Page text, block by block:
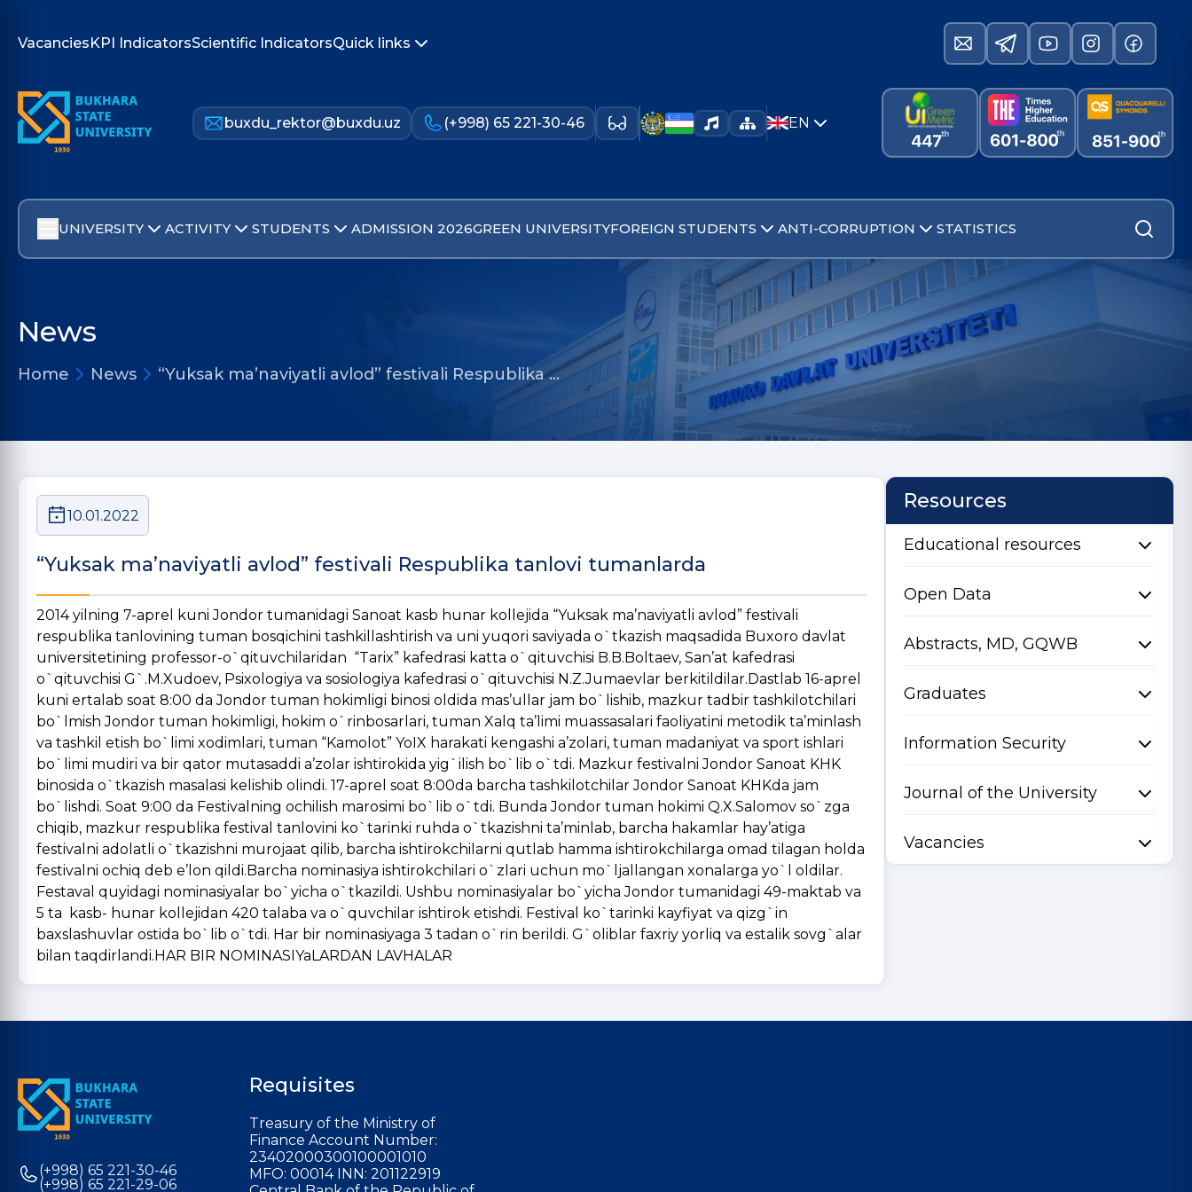
VacanciesKPI IndicatorsScientific IndicatorsQuick links
buxdu_rektor@buxdu.uz (+998) 65 221-30-46 EN
UNIVERSITY ACTIVITY STUDENTS ADMISSION 2026GREEN UNIVERSITYFOREIGN STUDENTS ANTI-CORRUPTION STATISTICS
News
Home News “Yuksak ma’naviyatli avlod” festivali Respublika …
10.01.2022
“Yuksak ma’naviyatli avlod” festivali Respublika tanlovi tumanlarda
2014 yilning 7-aprel kuni Jondor tumanidagi Sanoat kasb hunar kollejida “Yuksak ma’naviyatli avlod” festivali
respublika tanlovining tuman bosqichini tashkillashtirish va uni yuqori saviyada o`tkazish maqsadida Buxoro davlat
universitetining professor-o`qituvchilaridan “Tarix” kafedrasi katta o`qituvchisi B.B.Boltaev, San’at kafedrasi
o`qituvchisi G`.M.Xudoev, Psixologiya va sosiologiya kafedrasi o`qituvchisi N.Z.Jumaevlar berkitildilar.Dastlab 16-aprel
kuni ertalab soat 8:00 da Jondor tuman hokimligi binosi oldida mas’ullar jam bo`lishib, mazkur tadbir tashkilotchilari
bo`lmish Jondor tuman hokimligi, hokim o`rinbosarlari, tuman Xalq ta’limi muassasalari faoliyatini metodik ta’minlash
va tashkil etish bo`limi xodimlari, tuman “Kamolot” YoIX harakati kengashi a’zolari, tuman madaniyat va sport ishlari
bo`limi mudiri va bir qator mutasaddi a’zolar ishtirokida yig`ilish bo`lib o`tdi. Mazkur festivalni Jondor Sanoat KHK
binosida o`tkazish masalasi kelishib olindi. 17-aprel soat 8:00da barcha tashkilotchilar Jondor Sanoat KHKda jam
bo`lishdi. Soat 9:00 da Festivalning ochilish marosimi bo`lib o`tdi. Bunda Jondor tuman hokimi Q.X.Salomov so`zga
chiqib, mazkur respublika festival tanlovini ko`tarinki ruhda o`tkazishni ta’minlab, barcha hakamlar hay’atiga
festivalni adolatli o`tkazishni murojaat qilib, barcha ishtirokchilarni qutlab hamma ishtirokchilarga omad tilagan holda
festivalni ochiq deb e’lon qildi.Barcha nominasiya ishtirokchilari o`zlari uchun mo`ljallangan xonalarga yo`l oldilar.
Festaval quyidagi nominasiyalar bo`yicha o`tkazildi. Ushbu nominasiyalar bo`yicha Jondor tumanidagi 49-maktab va
5 ta kasb- hunar kollejidan 420 talaba va o`quvchilar ishtirok etishdi. Festival ko`tarinki kayfiyat va qizg`in
baxslashuvlar ostida bo`lib o`tdi. Har bir nominasiyaga 3 tadan o`rin berildi. G`oliblar faxriy yorliq va estalik sovg`alar
bilan taqdirlandi.HAR BIR NOMINASIYaLARDAN LAVHALAR
Resources
Educational resources
Open Data
Abstracts, MD, GQWB
Graduates
Information Security
Journal of the University
Vacancies
(+998) 65 221-30-46
(+998) 65 221-29-06
Requisites
Treasury of the Ministry of
Finance Account Number:
23402000300100001010
MFO: 00014 INN: 201122919